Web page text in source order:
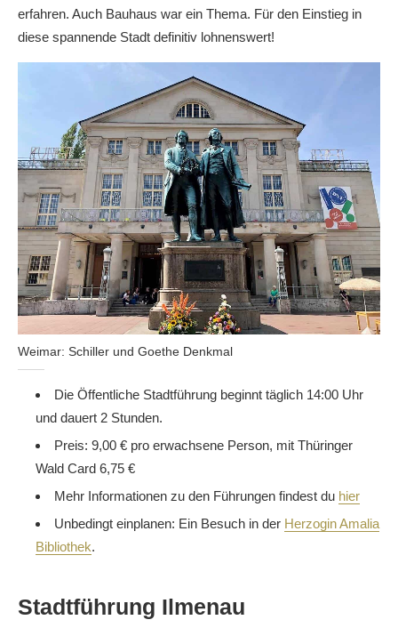
erfahren. Auch Bauhaus war ein Thema. Für den Einstieg in
diese spannende Stadt definitiv lohnenswert!
Weimar: Schiller und Goethe Denkmal
Die Öffentliche Stadtführung beginnt täglich 14:00 Uhr
und dauert 2 Stunden.
Preis: 9,00 € pro erwachsene Person, mit Thüringer
Wald Card 6,75 €
Mehr Informationen zu den Führungen findest du hier
Unbedingt einplanen: Ein Besuch in der Herzogin Amalia
Bibliothek.
Stadtführung Ilmenau